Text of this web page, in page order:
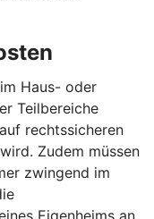
Haus- oder
Teilbereiche
rechtssicheren
Zudem müssen
zwingend im
Eigenheims an.